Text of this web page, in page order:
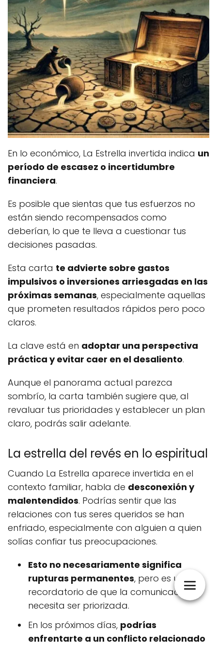
En lo económico, La Estrella invertida indica un
período de escasez o incertidumbre
financiera.
Es posible que sientas que tus esfuerzos no
están siendo recompensados como
deberían, lo que te lleva a cuestionar tus
decisiones pasadas.
Esta carta te advierte sobre gastos
impulsivos o inversiones arriesgadas en las
próximas semanas, especialmente aquellas
que prometen resultados rápidos pero poco
claros.
La clave está en adoptar una perspectiva
práctica y evitar caer en el desaliento.
Aunque el panorama actual parezca
sombrío, la carta también sugiere que, al
revaluar tus prioridades y establecer un plan
claro, podrás salir adelante.
La estrella del revés en lo espiritual
Cuando La Estrella aparece invertida en el
contexto familiar, habla de desconexión y
malentendidos. Podrías sentir que las
relaciones con tus seres queridos se han
enfriado, especialmente con alguien a quien
solías confiar tus preocupaciones.
Esto no necesariamente significa
rupturas permanentes, pero es un
recordatorio de que la comunicación
necesita ser priorizada.
En los próximos días, podrías
enfrentarte a un conflicto relacionado